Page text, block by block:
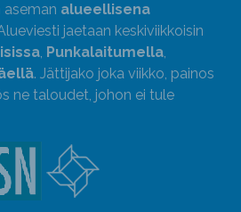
alueellisena
jaetaan keskiviikkoisin
, Punkalaitumella,
. Jättijako joka viikko, painos
ne taloudet, johon ei tule